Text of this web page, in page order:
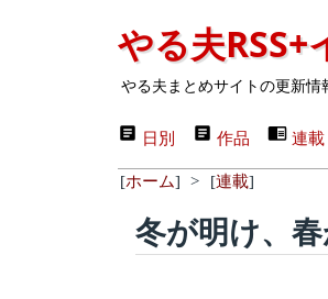
やる夫RSS+
やる夫まとめサイトの更新情
日別 作品 連載
[ホーム] > [連載]
冬が明け、